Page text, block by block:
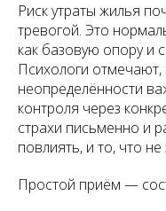
Риск утраты жилья
тревогой. Это
как базовую опору и
Психологи отмечают,
неопределённости
контроля через
страхи письменно и
повлиять, и то, что
Простой приём —